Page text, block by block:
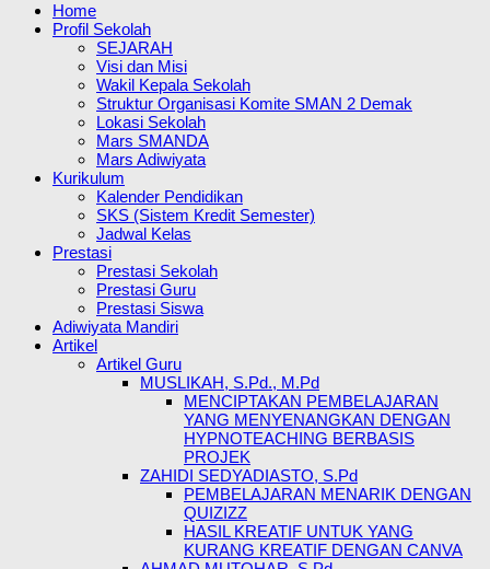
Home
Profil Sekolah
SEJARAH
Visi dan Misi
Wakil Kepala Sekolah
Struktur Organisasi Komite SMAN 2 Demak
Lokasi Sekolah
Mars SMANDA
Mars Adiwiyata
Kurikulum
Kalender Pendidikan
SKS (Sistem Kredit Semester)
Jadwal Kelas
Prestasi
Prestasi Sekolah
Prestasi Guru
Prestasi Siswa
Adiwiyata Mandiri
Artikel
Artikel Guru
MUSLIKAH, S.Pd., M.Pd
MENCIPTAKAN PEMBELAJARAN
YANG MENYENANGKAN DENGAN
HYPNOTEACHING BERBASIS
PROJEK
ZAHIDI SEDYADIASTO, S.Pd
PEMBELAJARAN MENARIK DENGAN
QUIZIZZ
HASIL KREATIF UNTUK YANG
KURANG KREATIF DENGAN CANVA